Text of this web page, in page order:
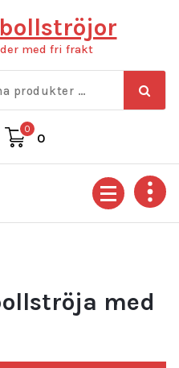
med fri frakt
0
0
med